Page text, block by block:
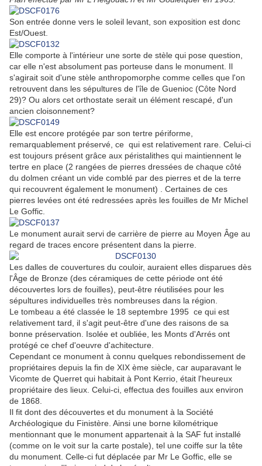
Son entrée donne vers le soleil levant, son exposition est donc
Est/Ouest.
Elle comporte à l'intérieur une sorte de stèle qui pose question,
car elle n'est absolument pas porteuse dans le monument. Il
s'agirait soit d'une stèle anthropomorphe comme celles que l'on
retrouvent dans les sépultures de l'île de Guenioc (Côte Nord
29)? Ou alors cet orthostate serait un élément rescapé, d'un
ancien cloisonnement?
Elle est encore protégée par son tertre périforme,
remarquablement préservé, ce qui est relativement rare. Celui-ci
est toujours présent grâce aux péristalithes qui maintiennent le
tertre en place (2 rangées de pierres dressées de chaque côté
du dolmen créant un vide comblé par des pierres et de la terre
qui recouvrent également le monument) . Certaines de ces
pierres levées ont été redressées après les fouilles de Mr Michel
Le Goffic.
Le monument aurait servi de carrière de pierre au Moyen Âge au
regard de traces encore présentent dans la pierre.
Les dalles de couvertures du couloir, auraient elles disparues dès
l'Âge de Bronze (des céramiques de cette période ont été
découvertes lors de fouilles), peut-être réutilisées pour les
sépultures individuelles très nombreuses dans la région.
Le tombeau a été classée le 18 septembre 1995 ce qui est
relativement tard, il s'agit peut-être d'une des raisons de sa
bonne préservation. Isolée et oubliée, les Monts d'Arrés ont
protégé ce chef d'oeuvre d'achitecture.
Cependant ce monument à connu quelques rebondissement de
propriétaires depuis la fin de XIX ème siècle, car auparavant le
Vicomte de Querret qui habitait à Pont Kerrio, était l'heureux
propriétaire des lieux. Celui-ci, effectua des fouilles aux environ
de 1868.
Il fit dont des découvertes et du monument à la Société
Archéologique du Finistère. Ainsi une borne kilométrique
mentionnant que le monument appartenait à la SAF fut installé
(comme on le voit sur la carte postale), tel une coiffe sur la tête
du monument. Celle-ci fut déplacée par Mr Le Goffic, elle se